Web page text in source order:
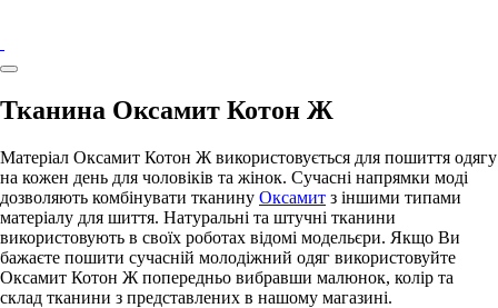
Тканина Оксамит Котон Ж
Матеріал Оксамит Котон Ж використовується для пошиття одягу
на кожен день для чоловіків та жінок. Сучасні напрямки моді
дозволяють комбінувати тканину Оксамит з іншими типами
матеріалу для шиття. Натуральні та штучні тканини
використовують в своїх роботах відомі модельєри. Якщо Ви
бажаєте пошити сучасній молодіжний одяг використовуйте
Оксамит Котон Ж попередньо вибравши малюнок, колір та
склад тканини з представлених в нашому магазині.